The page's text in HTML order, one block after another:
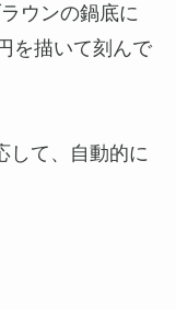
ウンの鍋底に
を描いて刻んで
して、自動的に